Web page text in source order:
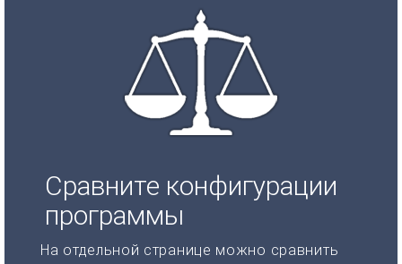
Сравните конфигурации
программы
На отдельной странице можно сравнить